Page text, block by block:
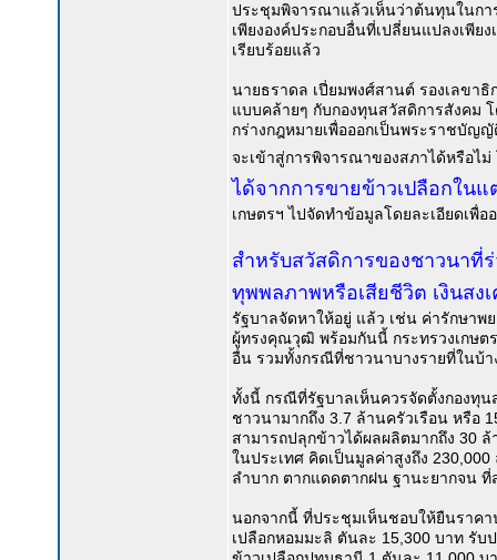
ประชุมพิจารณาแล้วเห็นว่าต้นทุนในก
เพียงองค์ประกอบอื่นที่เปลี่ยนแปลงเพีย
เรียบร้อยแล้ว
นายธราดล เปี่ยมพงศ์สานต์ รองเลขา
แบบคล้ายๆ กับกองทุนสวัสดิการสังคม
กร่างกฎหมายเพื่อออกเป็นพระราชบัญ
จะเข้าสู่การพิจารณาของสภาได้หรือไ
ได้จากการขายข้าวเปลือกใน
เกษตรฯ ไปจัดทำข้อมูลโดยละเอียดเพื่อ
สำหรับสวัสดิการของชาวนาที่
ทุพพลภาพหรือเสียชีวิต เงินสง
รัฐบาลจัดหาให้อยู่ แล้ว เช่น ค่ารักษาพ
ผู้ทรงคุณวุฒิ พร้อมกันนี้ กระทรวงเกษต
อื่น รวมทั้งกรณีที่ชาวนาบางรายที่ในบ้า
ทั้งนี้ กรณีที่รัฐบาลเห็นควรจัดตั้งกองทุน
ชาวนามากถึง 3.7 ล้านครัวเรือน หรือ
สามารถปลุกข้าวได้ผลผลิตมากถึง 30
ในประเทศ คิดเป็นมูลค่าสูงถึง
ลำบาก ตากแดดตากฝน ฐานะยากจน
นอกจากนี้ ที่ประชุมเห็นชอบให้ยืนราคา
เปลือกหอมมะลิ ตันละ 15,300 บาท รับ